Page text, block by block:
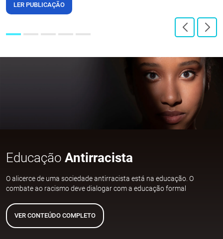
LER PUBLICAÇÃO
Educação Antirracista
O alicerce de uma sociedade antirracista está na educação. O
combate ao racismo deve dialogar com a educação formal
VER CONTEÚDO COMPLETO